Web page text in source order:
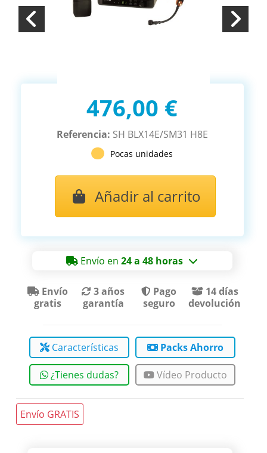
Envío GRATIS
476,00 €
Referencia: SH BLX14E/SM31 H8E
Pocas unidades
Añadir al carrito
Envío en24 a 48 horas
Envío
gratis
3 años
garantía
Pago
seguro
14 días
devolución
Características Packs Ahorro
¿Tienes dudas? Vídeo Producto